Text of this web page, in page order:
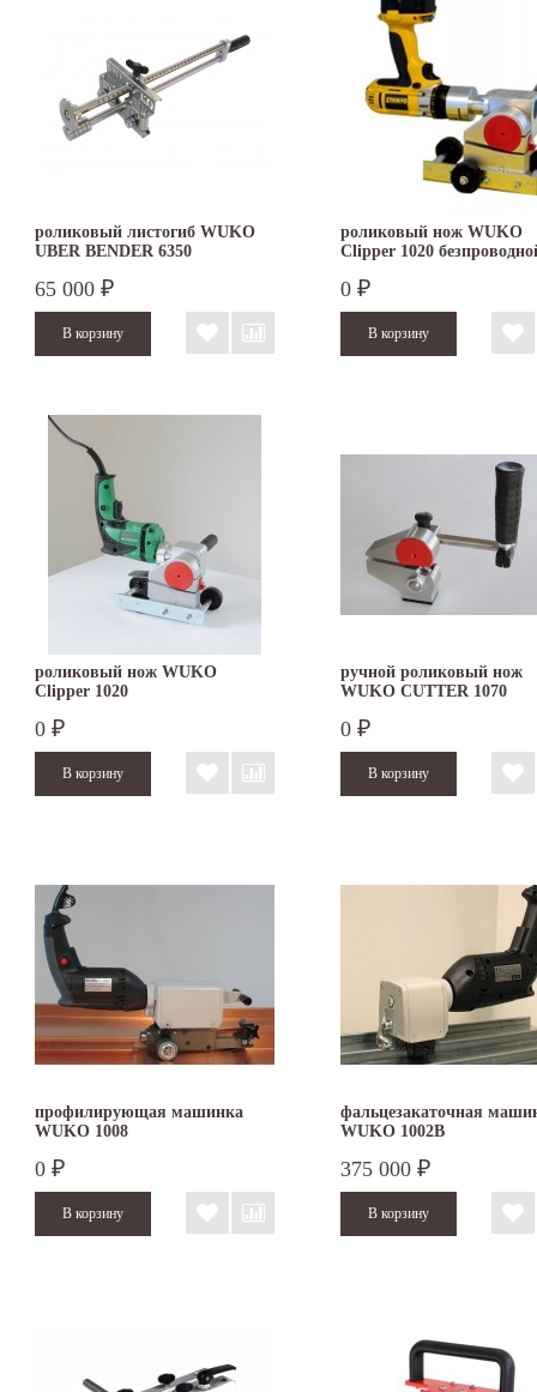
роликовый листогиб WUKO
UBER BENDER 6350
65 000 ₽
роликовый нож WUKO
Clipper 1020
0 ₽
роликовый нож WUKO
Clipper 1020
0 ₽
ручной роликовый нож
WUKO CUTTER 1070
0 ₽
профилирующая машинка
WUKO 1008
0 ₽
фальцезакаточная
WUKO 1002В
375 000 ₽